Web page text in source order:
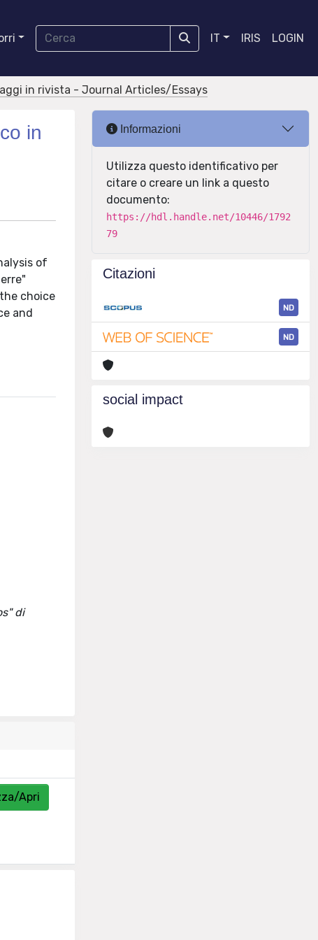
IT IRIS LOGIN
in rivista - Journal Articles/Essays
in
of
choice
and
di
Apri
Informazioni
Utilizza questo identificativo per
citare o creare un link a questo
documento:
https://hdl.handle.net/10446/1792
79
Citazioni
ND
ND
social impact